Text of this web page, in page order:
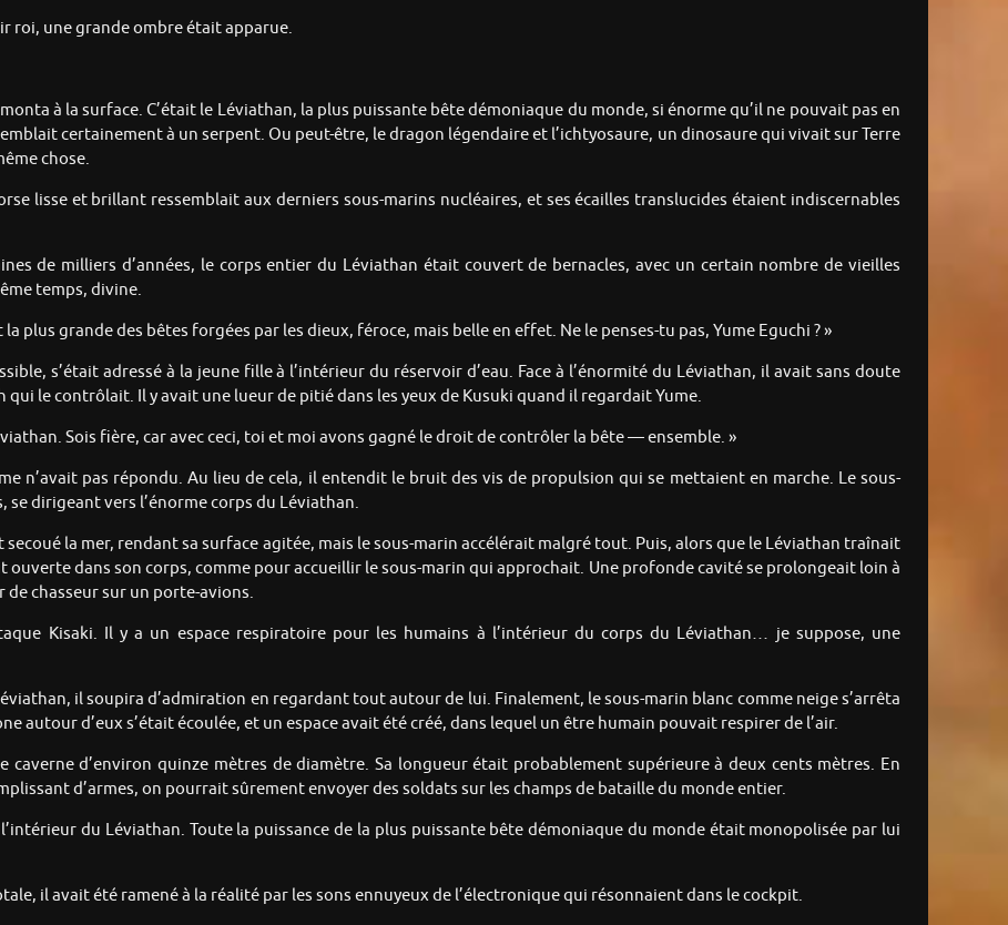
roi, une grande ombre était apparue.
à la surface. C’était le Léviathan, la plus puissante bête démoniaque du monde, si énorme qu’il ne pouvait pas en
certainement à un serpent. Ou peut-être, le dragon légendaire et l’ichtyosaure, un dinosaure qui vivait sur Terre
chose.
lisse et brillant ressemblait aux derniers sous-marins nucléaires, et ses écailles translucides étaient indiscernables
de milliers d’années, le corps entier du Léviathan était couvert de bernacles, avec un certain nombre de vieilles
temps, divine.
plus grande des bêtes forgées par les dieux, féroce, mais belle en effet. Ne le penses-tu pas, Yume Eguchi ? »
s’était adressé à la jeune fille à l’intérieur du réservoir d’eau. Face à l’énormité du Léviathan, il avait sans doute
le contrôlait. Il y avait une lueur de pitié dans les yeux de Kusuki quand il regardait Yume.
Sois fière, car avec ceci, toi et moi avons gagné le droit de contrôler la bête — ensemble. »
n’avait pas répondu. Au lieu de cela, il entendit le bruit des vis de propulsion qui se mettaient en marche. Le sous-
dirigeant vers l’énorme corps du Léviathan.
secoué la mer, rendant sa surface agitée, mais le sous-marin accélérait malgré tout. Puis, alors que le Léviathan traînait
ouverte dans son corps, comme pour accueillir le sous-marin qui approchait. Une profonde cavité se prolongeait loin à
de chasseur sur un porte-avions.
Kisaki. Il y a un espace respiratoire pour les humains à l’intérieur du corps du Léviathan… je suppose, une
il soupira d’admiration en regardant tout autour de lui. Finalement, le sous-marin blanc comme neige s’arrêta
autour d’eux s’était écoulée, et un espace avait été créé, dans lequel un être humain pouvait respirer de l’air.
caverne d’environ quinze mètres de diamètre. Sa longueur était probablement supérieure à deux cents mètres. En
d’armes, on pourrait sûrement envoyer des soldats sur les champs de bataille du monde entier.
du Léviathan. Toute la puissance de la plus puissante bête démoniaque du monde était monopolisée par lui
il avait été ramené à la réalité par les sons ennuyeux de l’électronique qui résonnaient dans le cockpit.